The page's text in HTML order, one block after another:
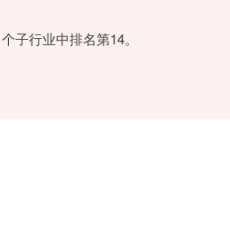
子行业中排名第14。